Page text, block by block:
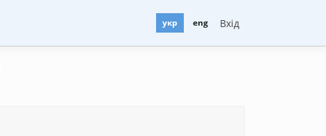
Вхід
укр eng